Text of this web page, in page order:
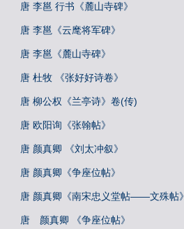
唐 李邕 行书《麓山寺碑》
唐 李邕《云麾将军碑》
唐 李邕《麓山寺碑》
唐 杜牧 《张好好诗卷》
唐 柳公权《兰亭诗》卷(传)
唐 欧阳询《张翰帖》
唐 颜真卿 《刘太冲叙》
唐 颜真卿《争座位帖》
唐 颜真卿《南宋忠义堂帖——文殊帖》
唐 颜真卿 《争座位帖》